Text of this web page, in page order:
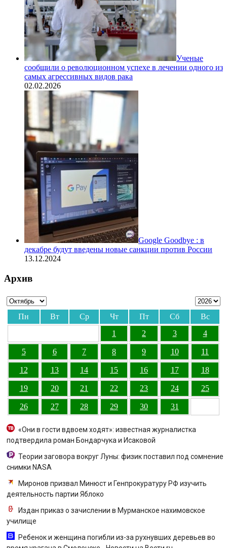
Ученые
сообщили о революционном успехе в лечении одного из
самых агрессивных видов рака
02.02.2026
Google Goodbye : в
декабре будут введены новые санкции против России
13.12.2024
Архив
Пн Вт Ср Чт Пт Сб
Вс
1
2 3 4
5 6 7 8 9 10 11
12 13 14 15 16 17 18
19 20 21 22 23 24 25
26 27 28 29 30 31
«Они в гости вдвоем ходят»: известная журналистка
подтвердила роман Бондарчука и Исаковой
Теории заговора вокруг Луны: физик поставил под сомнение
снимки NASA
Миронов призвал Минюст и Генпрокуратуру РФ изучить
деятельность партии Яблоко
Издан приказ о зачислении в Мурманское нахимовское
училище
Ребенок и женщина погибли из-за рухнувших деревьев во